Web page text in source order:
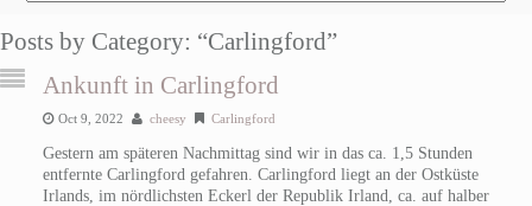
Posts by Category: “Carlingford”
Ankunft in Carlingford
Oct 9, 2022 cheesy Carlingford
Gestern am späteren Nachmittag sind wir in das ca. 1,5 Stunden
entfernte Carlingford gefahren. Carlingford liegt an der Ostküste
Irlands, im nördlichsten Eckerl der Republik Irland, ca. auf halber